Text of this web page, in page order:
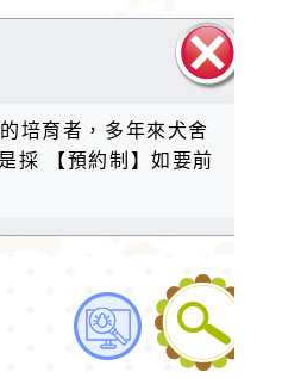
塊
培育者，多年來犬舍
採 【預約制】如要前